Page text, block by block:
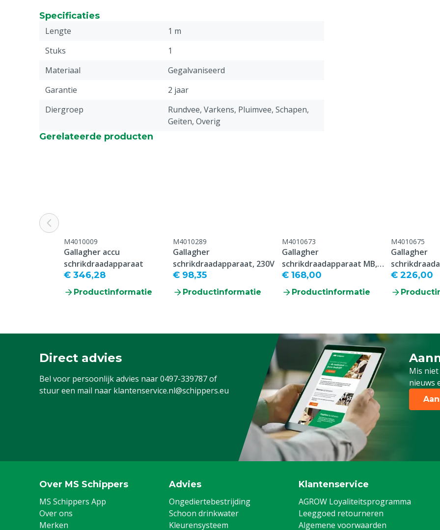
Specificaties
Lengte
1 m
Stuks
1
Materiaal
Gegalvaniseerd
Garantie
2 jaar
Diergroep
Rundvee, Varkens, Pluimvee, Schapen,
Geiten, Overig
Gerelateerde producten
M4010009
Gallagher accu
schrikdraadapparaat
€ 346,28
Productinformatie
M4010289
Gallagher
schrikdraadapparaat, 230V
€ 98,35
Productinformatie
M4010673
Gallagher
schrikdraadapparaat MB,
230V/12V
€ 168,00
Productinformatie
M4010675
Gallagher
230V/12V/
€ 226,00
Direct advies
Bel voor persoonlijk advies naar0497-339787of
stuur een mail naar klantenservice.nl@schippers.eu
Mis
nieuws
Schrijf
Over MS Schippers
MS Schippers App
Over ons
Merken
Advies
Ongediertebestrijding
Schoon drinkwater
Kleurensysteem
Klantenservice
AGROW Loyaliteitsprogramma
Leeggoed retourneren
Algemene voorwaarden